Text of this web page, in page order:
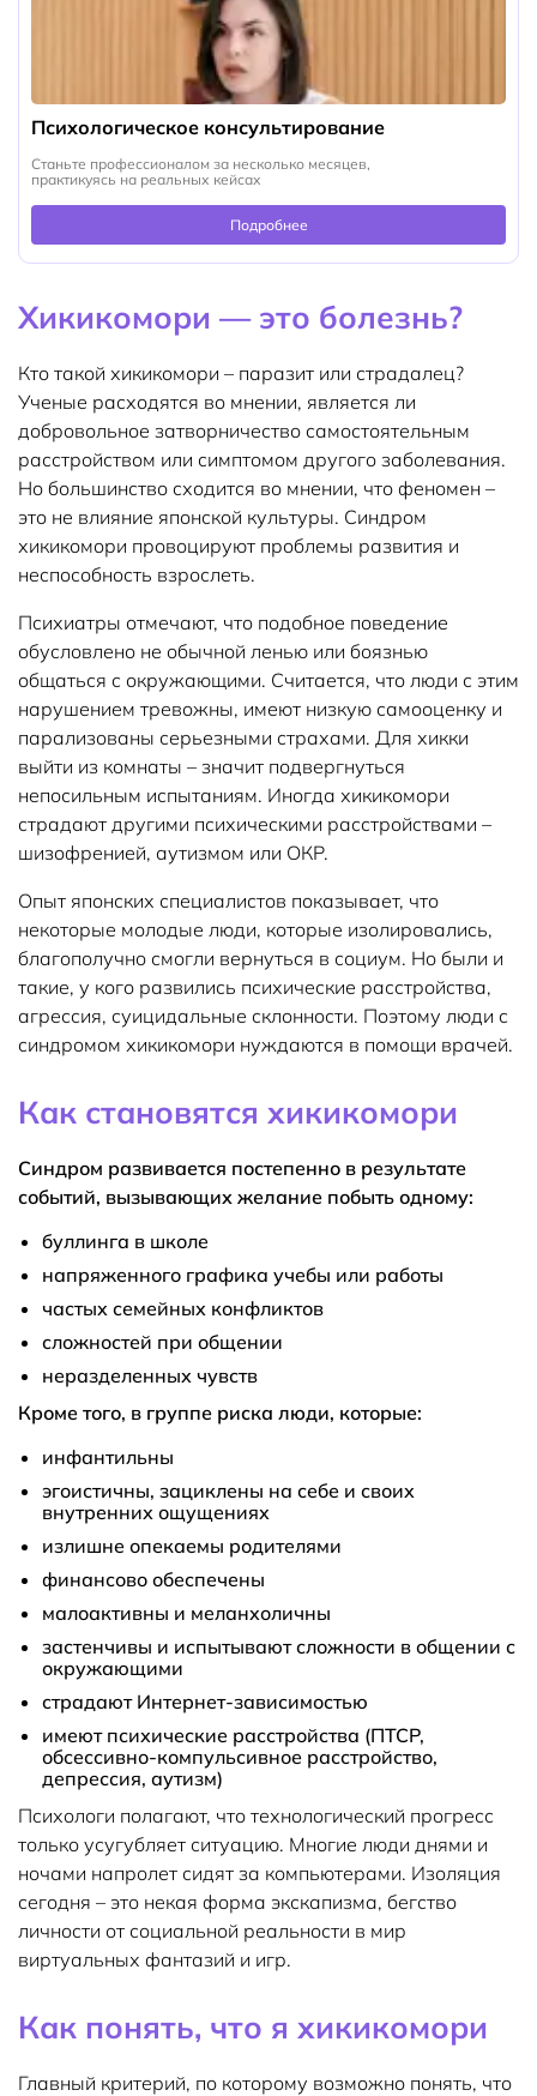
Психологическое консультирование
Станьте профессионалом за несколько месяцев,
практикуясь на реальных кейсах
Подробнее
Хикикомори — это болезнь?
Кто такой хикикомори – паразит или страдалец?
Ученые расходятся во мнении, является ли
добровольное затворничество самостоятельным
расстройством или симптомом другого заболевания.
Но большинство сходится во мнении, что феномен –
это не влияние японской культуры. Синдром
хикикомори провоцируют проблемы развития и
неспособность взрослеть.
Психиатры отмечают, что подобное поведение
обусловлено не обычной ленью или боязнью
общаться с окружающими. Считается, что люди с этим
нарушением тревожны, имеют низкую самооценку и
парализованы серьезными страхами. Для хикки
выйти из комнаты – значит подвергнуться
непосильным испытаниям. Иногда хикикомори
страдают другими психическими расстройствами –
шизофренией, аутизмом или ОКР.
Опыт японских специалистов показывает, что
некоторые молодые люди, которые изолировались,
благополучно смогли вернуться в социум. Но были и
такие, у кого развились психические расстройства,
агрессия, суицидальные склонности. Поэтому люди с
синдромом хикикомори нуждаются в помощи врачей.
Как становятся хикикомори
Синдром развивается постепенно в результате
событий, вызывающих желание побыть одному:
буллинга в школе
напряженного графика учебы или работы
частых семейных конфликтов
сложностей при общении
неразделенных чувств
Кроме того, в группе риска люди, которые:
инфантильны
эгоистичны, зациклены на себе и своих
внутренних ощущениях
излишне опекаемы родителями
финансово обеспечены
малоактивны и меланхоличны
застенчивы и испытывают сложности в общении с
окружающими
страдают Интернет-зависимостью
имеют психические расстройства (ПТСР,
обсессивно-компульсивное расстройство,
депрессия, аутизм)
Психологи полагают, что технологический прогресс
только усугубляет ситуацию. Многие люди днями и
ночами напролет сидят за компьютерами. Изоляция
сегодня – это некая форма экскапизма, бегство
личности от социальной реальности в мир
виртуальных фантазий и игр.
Как понять, что я хикикомори
Главный критерий, по которому возможно понять, что